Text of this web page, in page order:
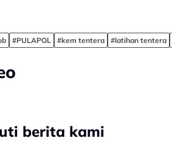
#PULAPOL #kem tentera #latihan tentera
berita kami